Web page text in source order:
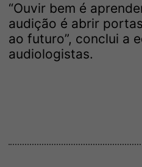
“Ouvir bem é
audição é abrir
ao futuro”, conclui a
audiologistas.